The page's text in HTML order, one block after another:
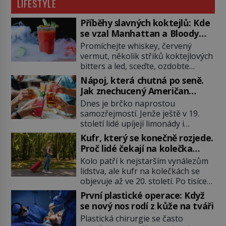
LIFESTYLE
Příběhy slavných koktejlů: Kde
se vzal Manhattan a Bloody
Mary?
Promíchejte whiskey, červený
vermut, několik střiků koktejlových
bitters a led, sceďte, ozdobte
koktejlovou třešinkou a tadá…
Manhattan je tu! A pokud to má být
skutečně on, dejte si pozor, ať
místo klasické americké rye
whiskey či klidně bourbonu
nepoužijete skotskou whisku. Co
se stane? Inu, koktejl bude stále
skvělý, ale už to nebude
Manhattan ale […]
Nápoj, která chutná po seně.
Jak znechucený Američan
vymyslel brčko
Dnes je brčko naprostou
samozřejmostí. Jenže ještě v 19.
století lidé upíjejí limonády i
koktejly dutými stébly žita nebo
žitné slámy. Fungují sice dobře,
mají ale jednu nepříjemnou
vlastnost po chvíli se rozmáčejí a
nápoji dodávají travnatou příchuť.
Právě tahle drobná nepříjemnost
přivede amerického výrobce
cigaretových náustků k nápadu,
který změní způsob pití po celém
Kufr, který se konečně rozjede.
Proč lidé čekají na kolečka
téměř pět tisíc let?
Kolo patří k nejstarším vynálezům
lidstva, ale kufr na kolečkách se
objevuje až ve 20. století. Po tisíce
let lidé vláčejí těžká zavazadla v
rukou, na zádech nebo je nakládají
na povozy. Stačí přitom jediný
nápad, připevnit ke kufru kolečka.
První plastické operace: Když
se nový nos rodí z kůže na tváři
Plastická chirurgie se často